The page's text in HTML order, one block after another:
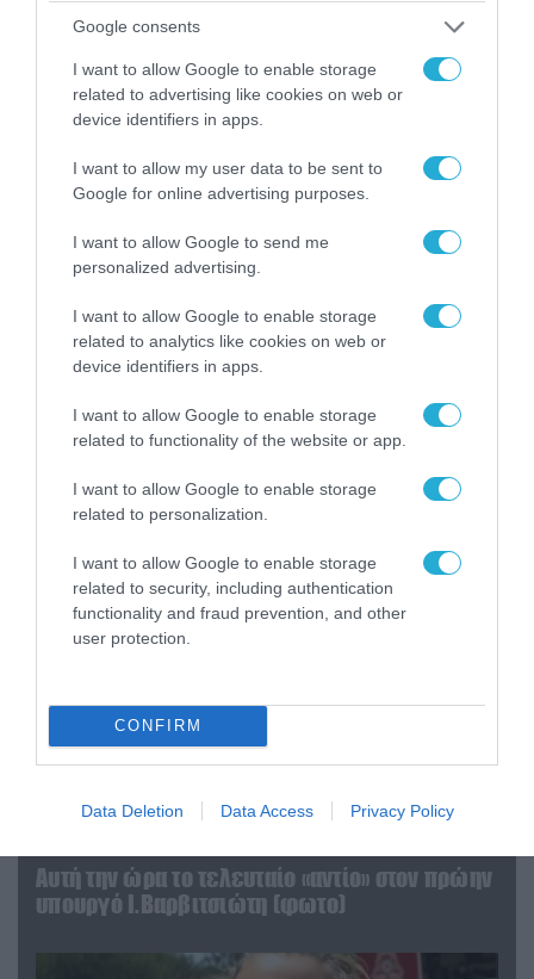
Google consents
I want to allow Google to enable storage
related to advertising like cookies on web or
device identifiers in apps.
I want to allow my user data to be sent to
Google for online advertising purposes.
I want to allow Google to send me
personalized advertising.
I want to allow Google to enable storage
related to analytics like cookies on web or
device identifiers in apps.
I want to allow Google to enable storage
related to functionality of the website or app.
I want to allow Google to enable storage
related to personalization.
I want to allow Google to enable storage
related to security, including authentication
functionality and fraud prevention, and other
user protection.
CONFIRM
Data Deletion Data Access Privacy Policy
«Επιχείρηση ελεύθερα πεζοδρόμια» στην
αντικείμενα από κοινόχρηστους χώρους
06.08.2026 | 09:03
«Οι εντελώς αθώοι»: Η ανάρτηση του Αρκά για
τα ζώα που χάθηκαν στις πυρκαγιές της
Αττικής (φωτο)
Αυτή την ώρα το τελευταίο «αντίο» στον πρώην
υπουργό Ι.Βαρβιτσιώτη (φωτο)